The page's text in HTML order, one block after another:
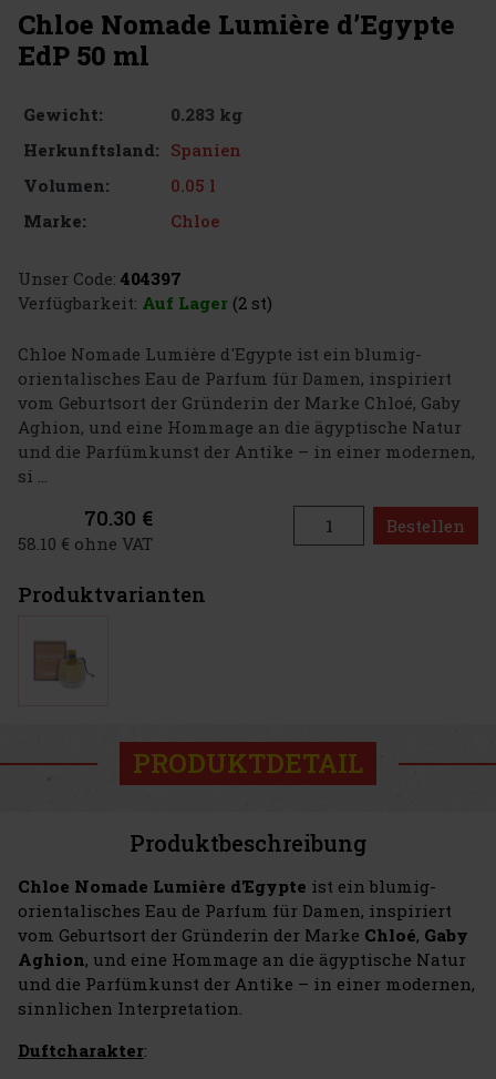
Chloe Nomade Lumière d’Egypte
EdP 50 ml
Gewicht:
0.283 kg
Herkunftsland: Spanien
Volumen:
0.05 l
Marke:
Chloe
Unser Code: 404397
Verfügbarkeit: Auf Lager (2 st)
Chloe Nomade Lumière d'Egypte ist ein blumig-
orientalisches Eau de Parfum für Damen, inspiriert
vom Geburtsort der Gründerin der Marke Chloé, Gaby
Aghion, und eine Hommage an die ägyptische Natur
und die Parfümkunst der Antike – in einer modernen,
si ...
70.30 €
58.10 € ohne VAT
Bestellen
Produktvarianten
PRODUKTDETAIL
Produktbeschreibung
Chloe Nomade Lumière d'Egypte ist ein blumig-
orientalisches Eau de Parfum für Damen, inspiriert
vom Geburtsort der Gründerin der Marke Chloé, Gaby
Aghion, und eine Hommage an die ägyptische Natur
und die Parfümkunst der Antike – in einer modernen,
sinnlichen Interpretation.
Duftcharakter: